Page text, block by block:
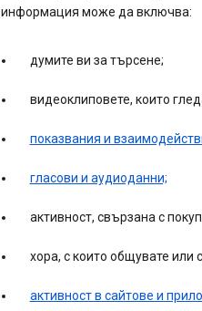
информация може да включва:
думите ви за търсене;
видеоклиповете, които
показвания и
гласови и аудиоданни;
активност, свързана с
хора, с които общувате
активност в сайтове и